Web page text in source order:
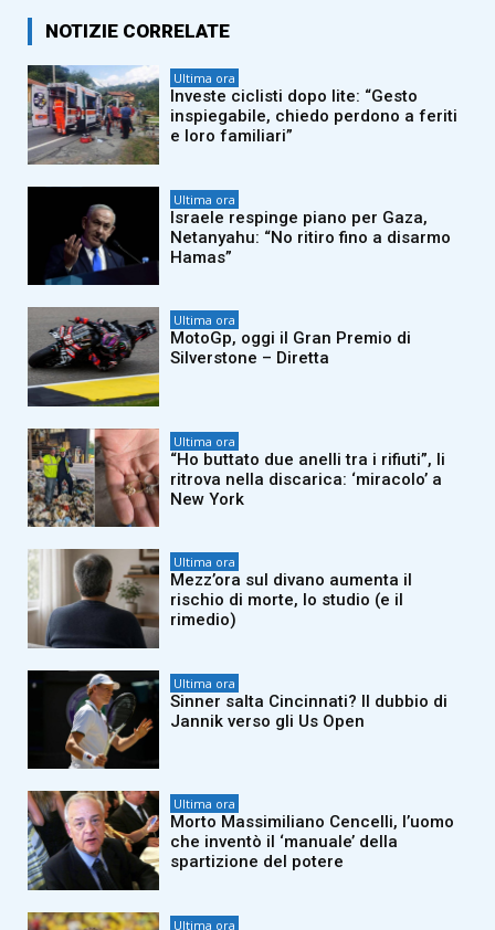
NOTIZIE CORRELATE
Ultima ora
Investe ciclisti dopo lite: “Gesto
inspiegabile, chiedo perdono a feriti
e loro familiari”
Ultima ora
Israele respinge piano per Gaza,
Netanyahu: “No ritiro fino a disarmo
Hamas”
Ultima ora
MotoGp, oggi il Gran Premio di
Silverstone – Diretta
Ultima ora
“Ho buttato due anelli tra i rifiuti”, li
ritrova nella discarica: ‘miracolo’ a
New York
Ultima ora
Mezz’ora sul divano aumenta il
rischio di morte, lo studio (e il
rimedio)
Ultima ora
Sinner salta Cincinnati? Il dubbio di
Jannik verso gli Us Open
Ultima ora
Morto Massimiliano Cencelli, l’uomo
che inventò il ‘manuale’ della
spartizione del potere
Ultima ora